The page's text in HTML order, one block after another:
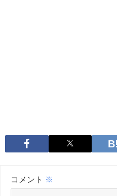
コメント ※